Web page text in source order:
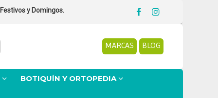
y Domingos.
BLOG
MARCAS
BOTIQUÍN Y ORTOPEDIA